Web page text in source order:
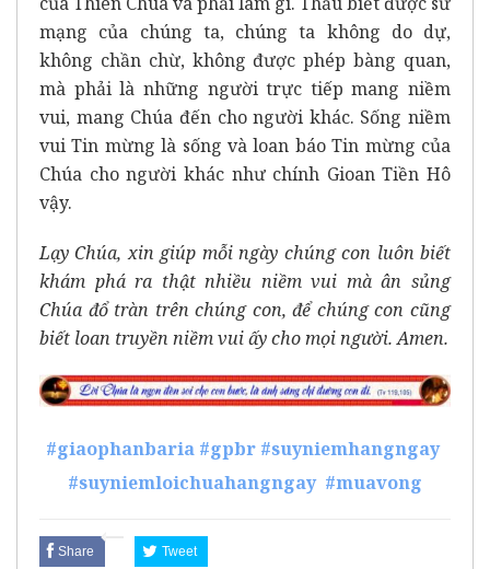
mạng của chúng ta, chúng ta không do dự,
không chần chừ, không được phép bàng quan,
mà phải là những người trực tiếp mang niềm
vui, mang Chúa đến cho người khác. Sống niềm
vui Tin mừng là sống và loan báo Tin mừng của
Chúa cho người khác như chính Gioan Tiền Hô
vậy.
Lạy Chúa, xin giúp mỗi ngày chúng con luôn biết
khám phá ra thật nhiều niềm vui mà ân sủng
Chúa đổ tràn trên chúng con, để chúng con cũng
biết loan truyền niềm vui ấy cho mọi người. Amen.
#giaophanbaria #gpbr #suyniemhangngay
#suyniemloichuahangngay #muavong
Share Tweet